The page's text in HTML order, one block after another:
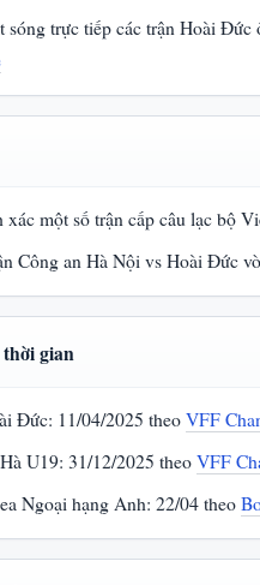
sóng trực tiếp các trận Hoài
một số trận cấp câu lạc bộ
Công an Hà Nội vs Hoài Đức
gian
Đức: 11/04/2025 theoVFF
U19: 31/12/2025 theoVFF
Ngoại hạng Anh: 22/04 theo